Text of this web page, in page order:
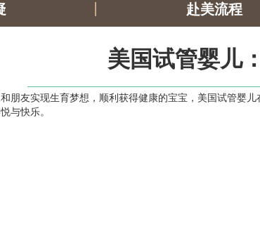
赴美流程
美国试管婴儿
朋友实现生育梦想，顺利获得健康的宝宝，美国试管婴
与快乐。